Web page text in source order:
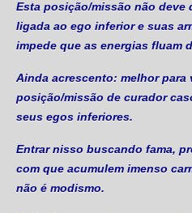
Esta posição/missão não deve
ligada ao ego inferior e suas
impede que as energias fluam
Ainda acrescento: melhor para
posição/missão de curador
seus egos inferiores.
Entrar nisso buscando fama,
com que acumulem imenso
não é modismo.